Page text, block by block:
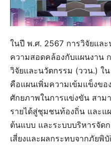
ในปี พ.ศ. 2567 การวิจัยแล
ความสอดคล้องกับแผนงาน
วิจัยและนวัตกรรม (ววน.) ใ
คือแผนเพิ่มความเข้มแข็งขอ
ศักยภาพในการแข่งขัน สาม
รายได้สู่ชุมชนท้องถิ่น และแ
ต้นแบบ และระบบบริหารจัด
เสี่ยงและผลกระทบจากภัยพิบั